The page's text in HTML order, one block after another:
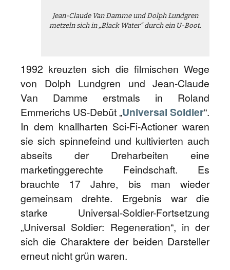
Jean-Claude Van Damme und Dolph Lundgren
metzeln sich in „Black Water“ durch ein U-Boot.
1992 kreuzten sich die filmischen Wege
von Dolph Lundgren und Jean-Claude
Van Damme erstmals in Roland
Emmerichs US-Debüt „Universal Soldier“.
In dem knallharten Sci-Fi-Actioner waren
sie sich spinnefeind und kultivierten auch
abseits der Dreharbeiten eine
marketinggerechte Feindschaft. Es
brauchte 17 Jahre, bis man wieder
gemeinsam drehte. Ergebnis war die
starke Universal-Soldier-Fortsetzung
„Universal Soldier: Regeneration“, in der
sich die Charaktere der beiden Darsteller
erneut nicht grün waren.